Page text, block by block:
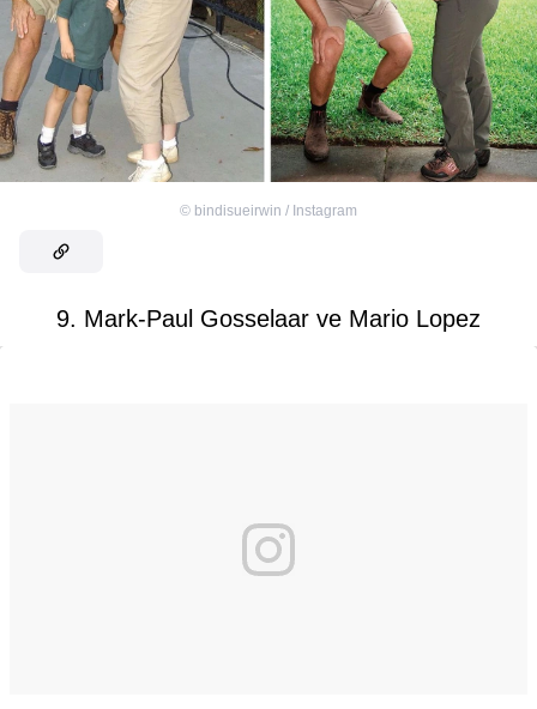
© bindisueirwin / Instagram
9. Mark-Paul Gosselaar ve Mario Lopez